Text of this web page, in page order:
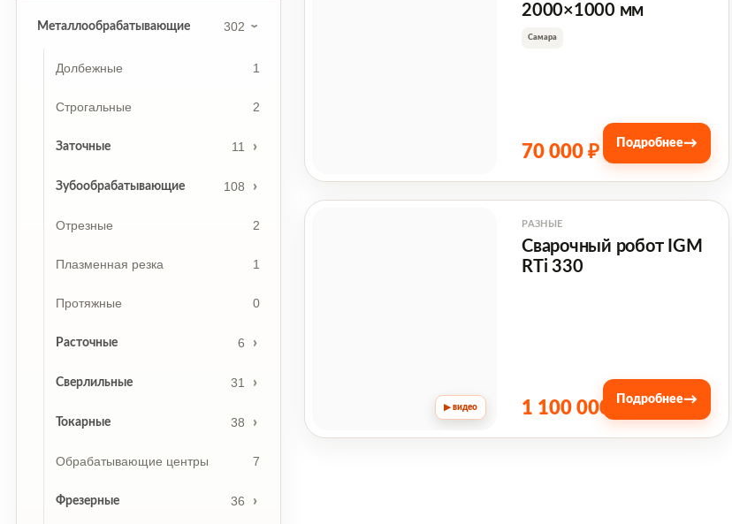
Металлообрабатывающие 302
Долбежные 1
Строгальные 2
Заточные 11
Зубообрабатывающие 108
Отрезные 2
Плазменная резка 1
Протяжные 0
Расточные 6
Сверлильные 31
Токарные 38
Обрабатывающие центры 7
Фрезерные 36
2000×1000 мм
70 000 ₽
Самара
Подробнее→
▶ видео
Сварочный робот IGM
RTi 330
РАЗНЫЕ
1 100 000 ₽Подробнее→